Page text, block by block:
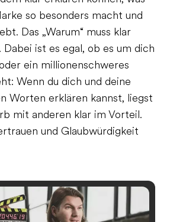
so besonders macht und
Das „Warum“ muss klar
ist es egal, ob es um dich
ein millionenschweres
Wenn du dich und deine
Worten erklären kannst, liegst
mit anderen klar im Vorteil.
und Glaubwürdigkeit